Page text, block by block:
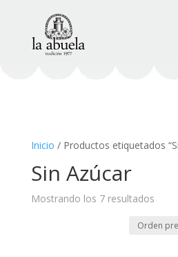
Inicio / Productos etiquetados
Sin Azúcar
Mostrando los 7 resultados